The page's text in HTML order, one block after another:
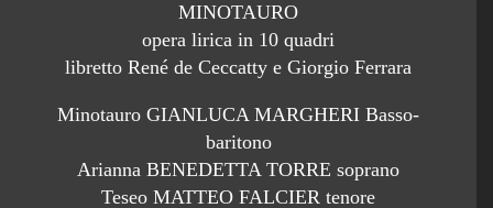
MINOTAURO
opera lirica in 10 quadri
libretto René de Ceccatty e Giorgio Ferrara
Minotauro GIANLUCA MARGHERI Basso-
baritono
Arianna BENEDETTA TORRE soprano
Teseo MATTEO FALCIER tenore